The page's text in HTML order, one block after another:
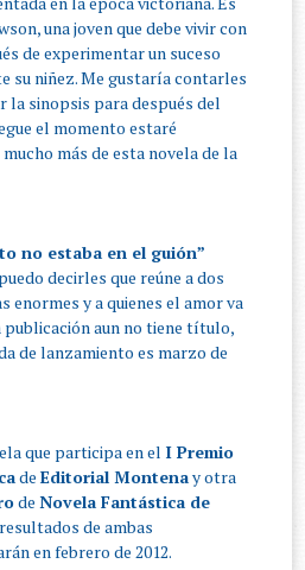
una joven que debe vivir con
de experimentar un suceso
su niñez. Me gustaría contarles
la sinopsis para después del
el momento estaré
más de esta novela de la
no estaba en el guión”
decirles que reúne a dos
enormes y a quienes el amor va
publicación aun no tiene título,
de lanzamiento es marzo de
que participa en el I Premio
deEditorial Montenay otra
deNovela Fantástica de
de ambas
en febrero de 2012.